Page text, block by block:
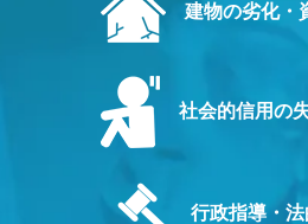
建物の劣化・
社会的信用の
行政指導・